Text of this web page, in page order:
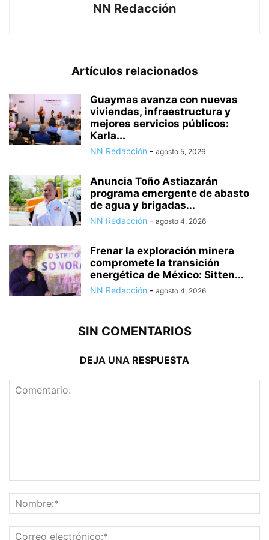
NN Redacción
Artículos relacionados
Guaymas avanza con nuevas
viviendas, infraestructura y
mejores servicios públicos:
Karla...
NN Redacción - agosto 5, 2026
Anuncia Toño Astiazarán
programa emergente de abasto
de agua y brigadas...
NN Redacción - agosto 4, 2026
Frenar la exploración minera
compromete la transición
energética de México: Sitten...
NN Redacción - agosto 4, 2026
SIN COMENTARIOS
DEJA UNA RESPUESTA